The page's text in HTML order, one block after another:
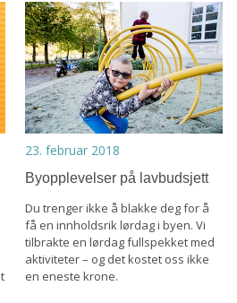
23. februar 2018
Byopplevelser på lavbudsjett
Du trenger ikke å blakke deg for å
få en innholdsrik lørdag i byen. Vi
tilbrakte en lørdag fullspekket med
aktiviteter – og det kostet oss ikke
en eneste krone.